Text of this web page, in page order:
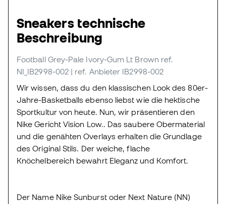
Sneakers technische
Beschreibung
Football Grey-Pale Ivory-Gum Lt Brown ref.
NI_IB2998-002 | ref. Anbieter IB2998-002
Wir wissen, dass du den klassischen Look des 80er-
Jahre-Basketballs ebenso liebst wie die hektische
Sportkultur von heute. Nun, wir präsentieren den
Nike Gericht Vision Low.. Das saubere Obermaterial
und die genähten Overlays erhalten die Grundlage
des Original Stils. Der weiche, flache
Knöchelbereich bewahrt Eleganz und Komfort.
Der Name Nike Sunburst oder Next Nature (NN)